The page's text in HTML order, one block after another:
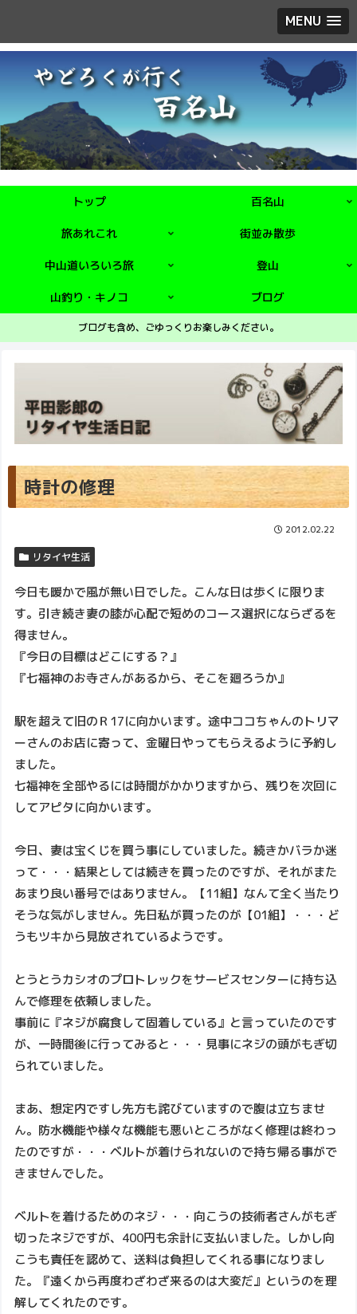
MENU
トップ 百名山
旅あれこれ 街並み散歩
中山道いろいろ旅 登山
山釣り・キノコ ブログ
ブログも含め、ごゆっくりお楽しみください。
時計の修理
2012.02.22
リタイヤ生活
今日も暖かで風が無い日でした。こんな日は歩くに限りま
す。引き続き妻の膝が心配で短めのコース選択にならざるを
得ません。
『今日の目標はどこにする？』
『七福神のお寺さんがあるから、そこを廻ろうか』
駅を超えて旧のＲ17に向かいます。途中ココちゃんのトリマ
ーさんのお店に寄って、金曜日やってもらえるように予約し
ました。
七福神を全部やるには時間がかかりますから、残りを次回に
してアピタに向かいます。
今日、妻は宝くじを買う事にしていました。続きかバラか迷
って・・・結果としては続きを買ったのですが、それがまた
あまり良い番号ではありません。【11組】なんて全く当たり
そうな気がしません。先日私が買ったのが【01組】・・・ど
うもツキから見放されているようです。
とうとうカシオのプロトレックをサービスセンターに持ち込
んで修理を依頼しました。
事前に『ネジが腐食して固着している』と言っていたのです
が、一時間後に行ってみると・・・見事にネジの頭がもぎ切
られていました。
まあ、想定内ですし先方も詫びていますので腹は立ちませ
ん。防水機能や様々な機能も悪いところがなく修理は終わっ
たのですが・・・ベルトが着けられないので持ち帰る事がで
きませんでした。
ベルトを着けるためのネジ・・・向こうの技術者さんがもぎ
切ったネジですが、400円も余計に支払いました。しかし向
こうも責任を認めて、送料は負担してくれる事になりまし
た。『遠くから再度わざわざ来るのは大変だ』というのを理
解してくれたのです。